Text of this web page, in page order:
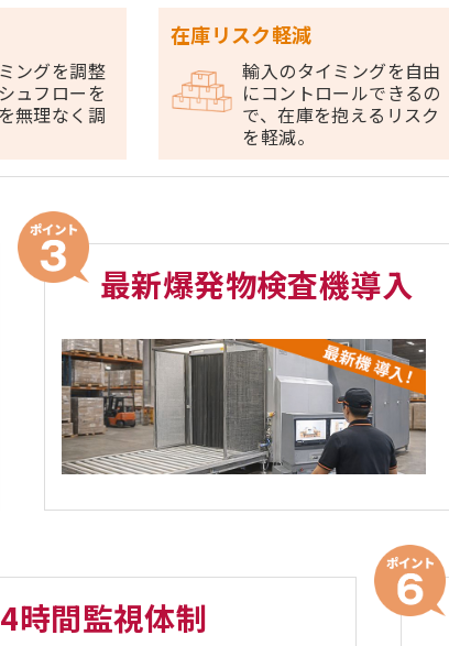
ングを調整
ュフローを
無理なく調
在庫リスク軽減
輸入のタイミングを自由
にコントロールできるの
で、在庫を抱えるリスク
を軽減。
最新爆発物検査機導入
時間監視体制